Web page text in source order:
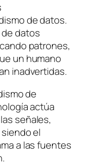
de datos.
de datos
patrones,
un humano
inadvertidas.
de
actúa
señales,
el
a las fuentes